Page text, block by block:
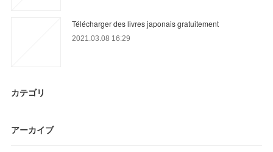
Télécharger des livres japonais gratuitement
2021.03.08 16:29
カテゴリ
アーカイブ